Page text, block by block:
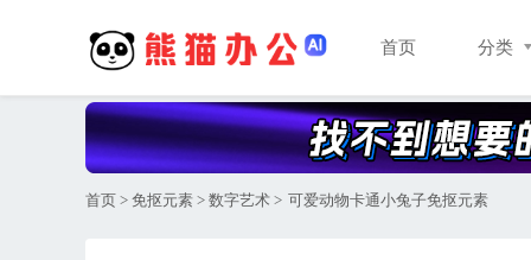
首页 分类
首页 > 免抠元素 > 数字艺术 > 可爱动物卡通小兔子免抠元素